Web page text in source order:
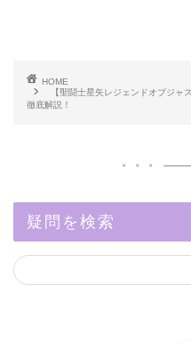
HOME
【聖闘士星矢レジェンドオブジ
徹底解説！
疑問を検索